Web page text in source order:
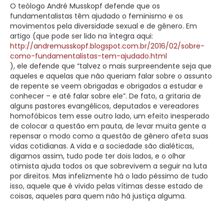
O teólogo André Musskopf defende que os
fundamentalistas têm ajudado o feminismo e os
movimentos pela diversidade sexual e de gênero. Em
artigo (que pode ser lido na íntegra aqui:
http://andremusskopf.blogspot.com.br/2016/02/sobre-
como-fundamentalistas-tem-ajudado.html
), ele defende que “talvez o mais surpreendente seja que
aqueles e aquelas que não queriam falar sobre o assunto
de repente se veem obrigadas e obrigados a estudar e
conhecer – e até falar sobre ele”. De fato, a gritaria de
alguns pastores evangélicos, deputados e vereadores
homofóbicos tem esse outro lado, um efeito inesperado
de colocar a questão em pauta, de levar muita gente a
repensar o modo como a questão de gênero afeta suas
vidas cotidianas. A vida e a sociedade são dialéticas,
digamos assim, tudo pode ter dois lados, e o olhar
otimista ajuda todos os que sobrevivem a seguir na luta
por direitos. Mas infelizmente há o lado péssimo de tudo
isso, aquele que é vivido pelas vítimas desse estado de
coisas, aqueles para quem não há justiça alguma.